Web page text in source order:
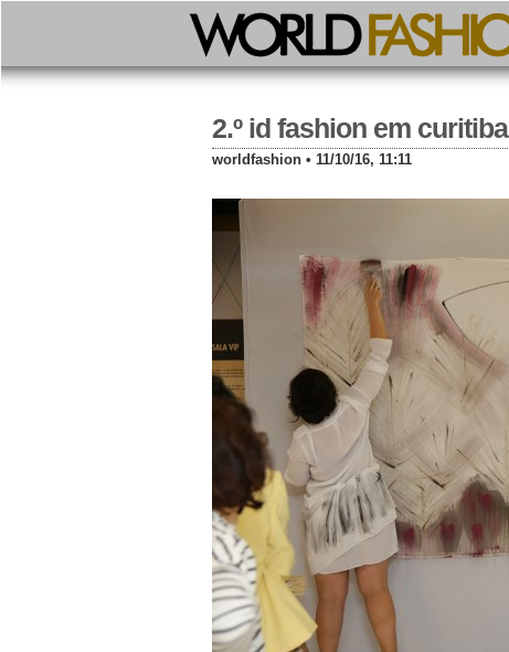
2.º id fashion em curitiba
worldfashion • 11/10/16, 11:11